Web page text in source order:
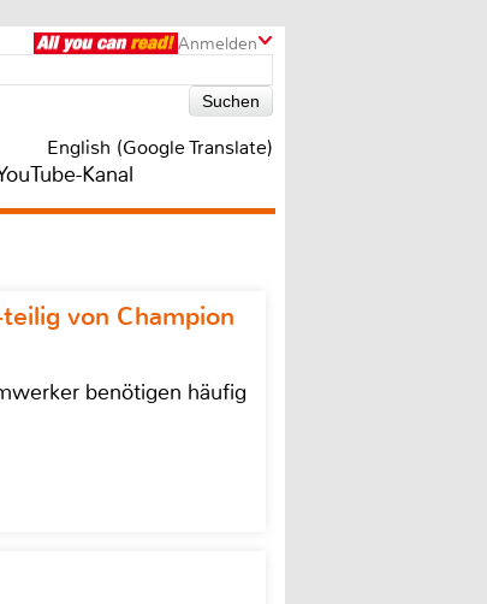
Anmelden
English (Google Translate)
Kanal
von Champion
benötigen häufig